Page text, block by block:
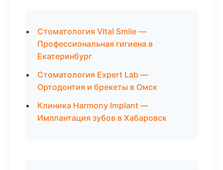
Стоматология Vital Smile —
Профессиональная гигиена в
Екатеринбург
Стоматология Expert Lab —
Ортодонтия и брекеты в Омск
Клиника Harmony Implant —
Имплантация зубов в Хабаровск